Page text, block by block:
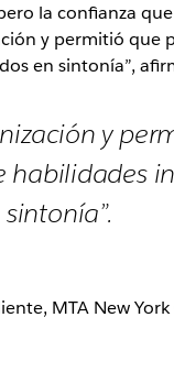
la confianza
y permitió
en sintonía”,
y
habilidades
MTA New